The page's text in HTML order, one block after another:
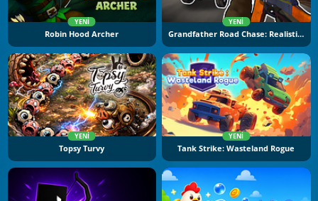
YENI
Robin Hood Archer
YENI
Grandfather Road Chase: Realistic Shooter
YENI
Topsy Turvy
YENI
Tank Strike: Wasteland Rogue